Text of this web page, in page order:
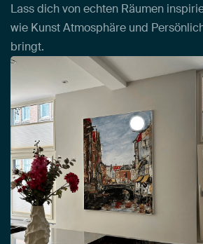
Lass dich von echten Räumen
wie Kunst Atmosphäre und
bringt.
View La